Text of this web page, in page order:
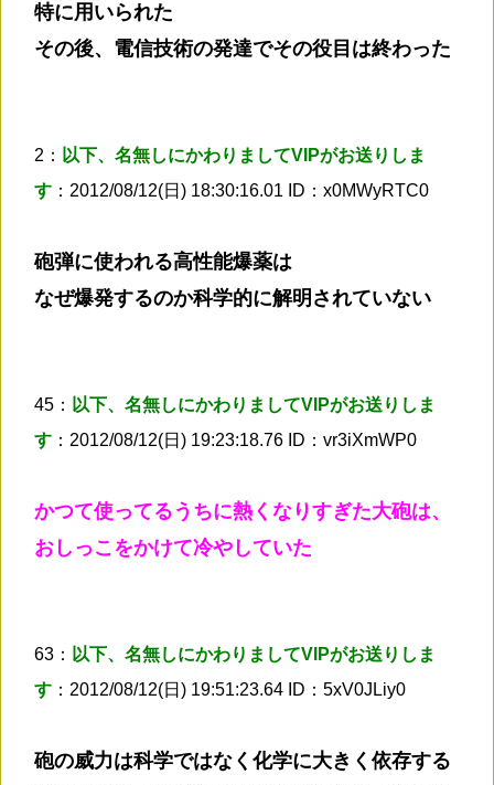
特に用いられた
その後、電信技術の発達でその役目は終わった
2： 以下、名無しにかわりましてVIPがお送りしま
す ：2012/08/12(日) 18:30:16.01 ID：x0MWyRTC0
砲弾に使われる高性能爆薬は
なぜ爆発するのか科学的に解明されていない
45： 以下、名無しにかわりましてVIPがお送りしま
す ：2012/08/12(日) 19:23:18.76 ID：vr3iXmWP0
かつて使ってるうちに熱くなりすぎた大砲は、
おしっこをかけて冷やしていた
63： 以下、名無しにかわりましてVIPがお送りしま
す ：2012/08/12(日) 19:51:23.64 ID：5xV0JLiy0
砲の威力は科学ではなく化学に大きく依存する